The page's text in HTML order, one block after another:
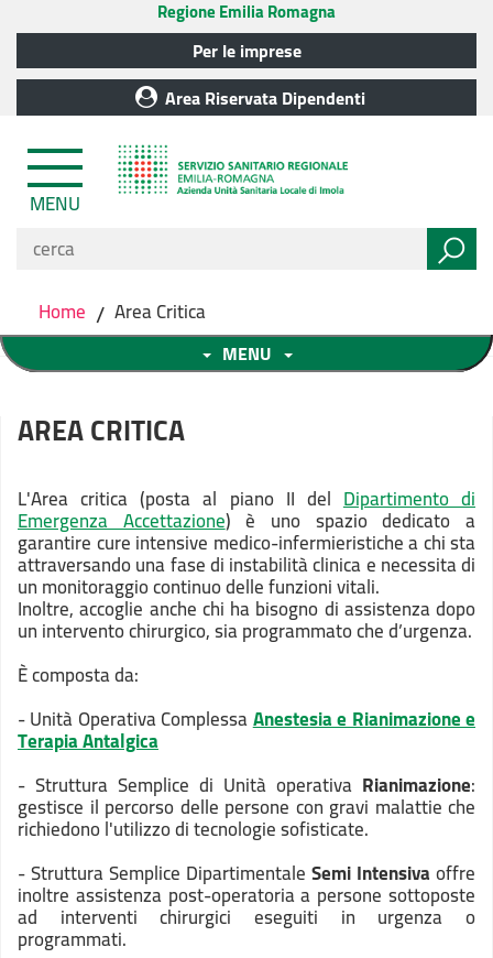
Regione Emilia Romagna
Per le imprese
Area Riservata Dipendenti
MENU
Home / Area Critica
MENU
AREA CRITICA
L'Area critica (posta al piano II delDipartimento di
Emergenza Accettazione) è uno spazio dedicato a
garantire cure intensive medico-infermieristiche a chi sta
attraversando una fase di instabilità clinica e necessita di
un monitoraggio continuo delle funzioni vitali.
Inoltre, accoglie anche chi ha bisogno di assistenza dopo
un intervento chirurgico, sia programmato che d’urgenza.
È composta da:
- Unità Operativa ComplessaAnestesia e Rianimazione e
Terapia Antalgica
- Struttura Semplice di Unità operativa Rianimazione:
gestisce il percorso delle persone con gravi malattie che
richiedono l'utilizzo di tecnologie sofisticate.
- Struttura Semplice DipartimentaleSemi Intensivaoffre
inoltre assistenza post-operatoria a persone sottoposte
ad interventi chirurgici eseguiti in urgenza o
programmati.